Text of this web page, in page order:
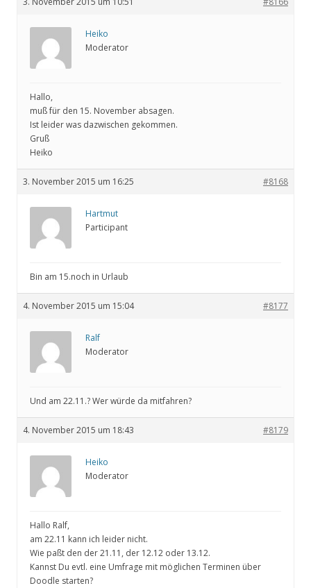
Heiko
Moderator
Hallo,
muß für den 15. November absagen.
Ist leider was dazwischen gekommen.
Gruß
Heiko
3. November 2015 um 16:25 #8168
Hartmut
Participant
Bin am 15.noch in Urlaub
4. November 2015 um 15:04 #8177
Ralf
Moderator
Und am 22.11.? Wer würde da mitfahren?
4. November 2015 um 18:43 #8179
Heiko
Moderator
Hallo Ralf,
am 22.11 kann ich leider nicht.
Wie paßt den der 21.11, der 12.12 oder 13.12.
Kannst Du evtl. eine Umfrage mit möglichen Terminen über
Doodle starten?